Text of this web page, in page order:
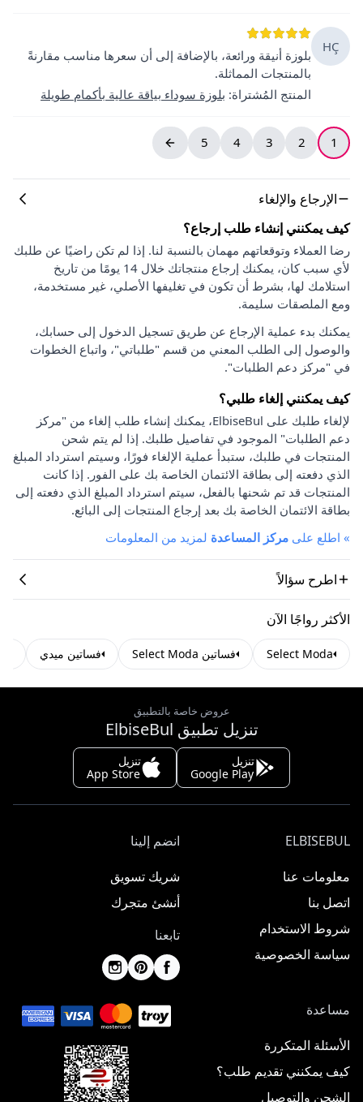
HÇ
بلوزة أنيقة ورائعة، بالإضافة إلى أن سعرها مناسب مقارنةً
بالمنتجات المماثلة.
المنتج المُشتراة: بلوزة سوداء بياقة عالية بأكمام طويلة
1
2
3
4
5
الإرجاع والإلغاء
كيف يمكنني إنشاء طلب إرجاع؟
رضا العملاء وتوقعاتهم مهمان بالنسبة لنا. إذا لم تكن راضيًا عن طلبك
لأي سبب كان، يمكنك إرجاع منتجاتك خلال 14 يومًا من تاريخ
استلامك لها، بشرط أن تكون في تغليفها الأصلي، غير مستخدمة،
ومع الملصقات سليمة.
يمكنك بدء عملية الإرجاع عن طريق تسجيل الدخول إلى حسابك،
والوصول إلى الطلب المعني من قسم "طلباتي"، واتباع الخطوات
في "مركز دعم الطلبات".
كيف يمكنني إلغاء طلبي؟
لإلغاء طلبك على ElbiseBul، يمكنك إنشاء طلب إلغاء من "مركز
دعم الطلبات" الموجود في تفاصيل طلبك. إذا لم يتم شحن
المنتجات في طلبك، ستبدأ عملية الإلغاء فورًا، وسيتم استرداد المبلغ
الذي دفعته إلى بطاقة الائتمان الخاصة بك على الفور. إذا كانت
المنتجات قد تم شحنها بالفعل، سيتم استرداد المبلغ الذي دفعته إلى
بطاقة الائتمان الخاصة بك بعد إرجاع المنتجات إلى البائع.
» اطلع على مركز المساعدة لمزيد من المعلومات
اطرح سؤالاً
الأكثر رواجًا الآن
Select Moda فساتين Select Moda فساتين ميدي
عروض خاصة بالتطبيق
تنزيل تطبيق ElbiseBul
تنزيل
Google Play
تنزيل
App Store
ELBISEBUL
معلومات عنا
اتصل بنا
شروط الاستخدام
سياسة الخصوصية
انضم إلينا
شريك تسويق
أنشئ متجرك
تابعنا
مساعدة
الأسئلة المتكررة
كيف يمكنني تقديم طلب؟
الشحن والتوصيل